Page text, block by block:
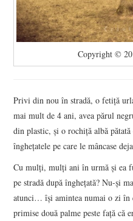
Copyright ©
Privi din nou în stradă, o fetiţă
mai mult de 4 ani, avea părul
din plastic, şi o rochiţă albă
îngheţatele pe care le mâncase
Cu mulţi, mulţi ani în urmă şi ea
pe stradă după îngheţată? Nu-şi
atunci… îşi amintea numai o zi în
primise două palme peste faţă că